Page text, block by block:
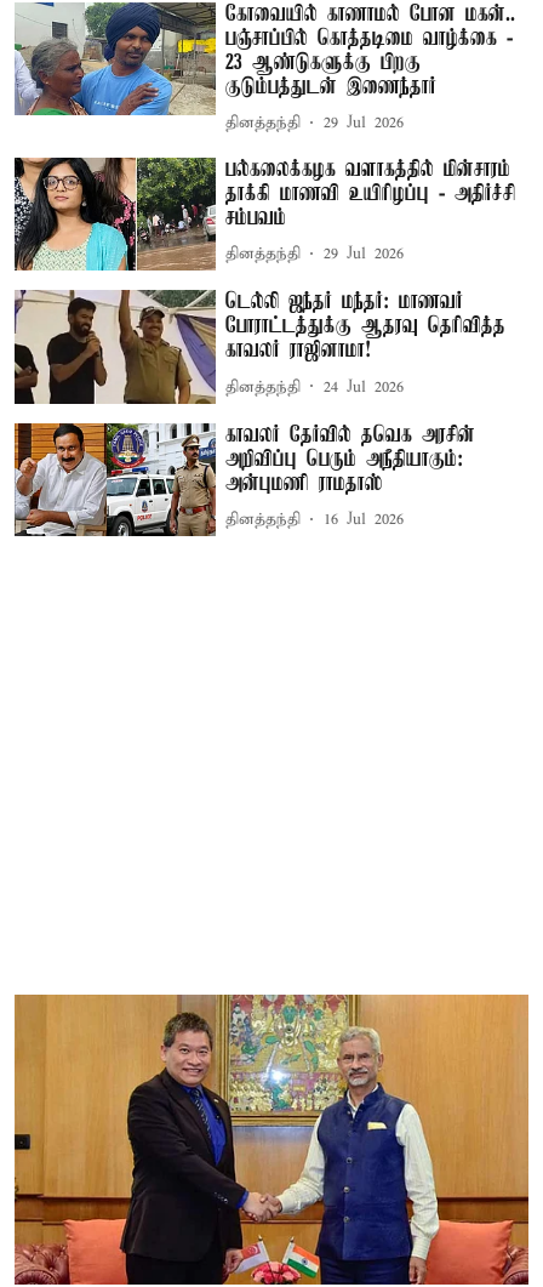
கோவையில் காணாமல் போன மகன்..
பஞ்சாப்பில் கொத்தடிமை வாழ்க்கை -
23 ஆண்டுகளுக்கு பிறகு
குடும்பத்துடன் இணைந்தார்
தினத்தந்தி 29 Jul 2026
பல்கலைக்கழக வளாகத்தில் மின்சாரம்
தாக்கி மாணவி உயிரிழப்பு - அதிர்ச்சி
சம்பவம்
தினத்தந்தி 29 Jul 2026
டெல்லி ஜந்தர் மந்தர்: மாணவர்
போராட்டத்துக்கு ஆதரவு தெரிவித்த
காவலர் ராஜினாமா!
தினத்தந்தி 24 Jul 2026
காவலர் தேர்வில் தவெக அரசின்
அறிவிப்பு பெரும் அநீதியாகும்:
அன்புமணி ராமதாஸ்
தினத்தந்தி 16 Jul 2026